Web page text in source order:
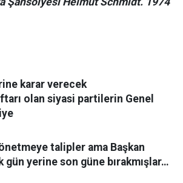
karar verecek
olan siyasi partilerin Genel
talipler ama Başkan
gün yerine son güne bırakmışlar…